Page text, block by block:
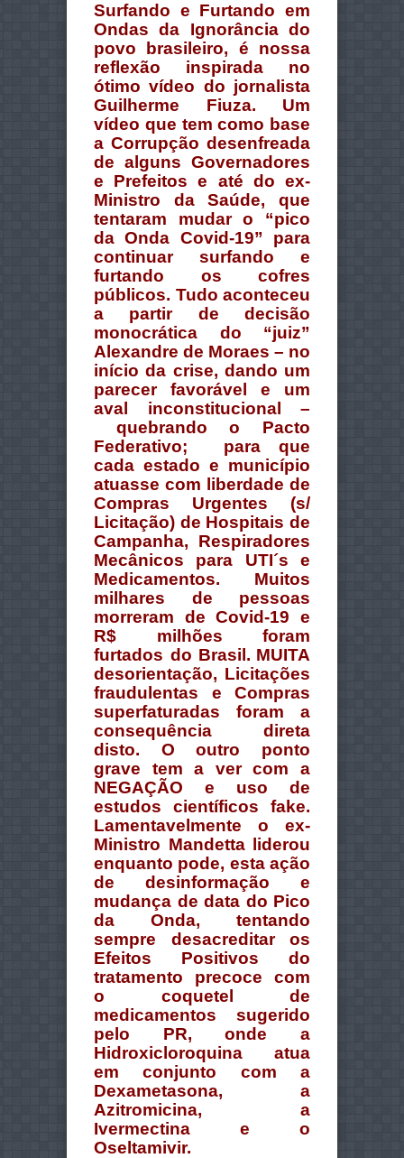
Surfando e Furtando em
Ondas da Ignorância do
povo brasileiro, é nossa
reflexão inspirada no
ótimo vídeo do jornalista
Guilherme Fiuza. Um
vídeo que tem como base
a Corrupção desenfreada
de alguns Governadores
e Prefeitos e até do ex-
Ministro da Saúde, que
tentaram mudar o “pico
da Onda Covid-19” para
continuar surfando e
furtando os cofres
públicos. Tudo aconteceu
a partir de decisão
monocrática do “juiz”
Alexandre de Moraes – no
início da crise, dando um
parecer favorável e um
aval inconstitucional –
quebrando o Pacto
Federativo; para que
cada estado e município
atuasse com liberdade de
Compras Urgentes (s/
Licitação) de Hospitais de
Campanha, Respiradores
Mecânicos para UTI´s e
Medicamentos. Muitos
milhares de pessoas
morreram de Covid-19 e
R$ milhões foram
furtados do Brasil. MUITA
desorientação, Licitações
fraudulentas e Compras
superfaturadas foram a
consequência direta
disto. O outro ponto
grave tem a ver com a
NEGAÇÃO e uso de
estudos científicos fake.
Lamentavelmente o ex-
Ministro Mandetta liderou
enquanto pode, esta ação
de desinformação e
mudança de data do Pico
da Onda, tentando
sempre desacreditar os
Efeitos Positivos do
tratamento precoce com
o coquetel de
medicamentos sugerido
pelo PR, onde a
Hidroxicloroquina atua
em conjunto com a
Dexametasona, a
Azitromicina, a
Ivermectina e o
Oseltamivir.